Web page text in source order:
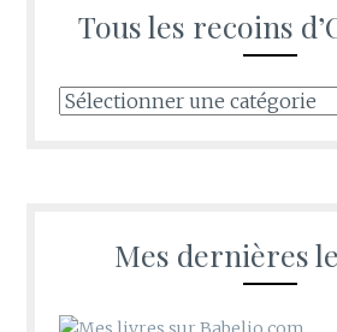
Tous les recoins
Tous
Mes dernières